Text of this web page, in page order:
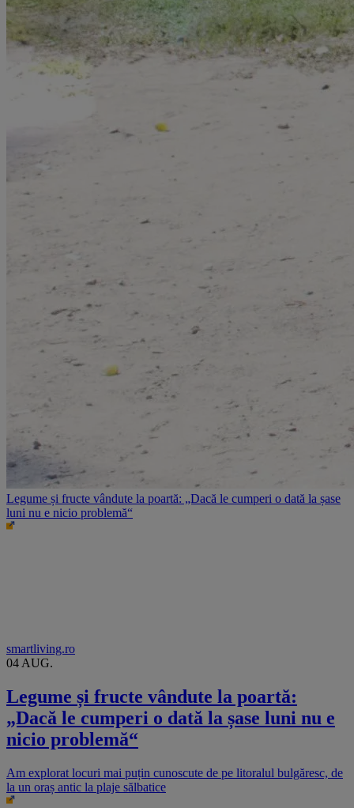
Legume și fructe vândute la poartă: „Dacă le cumperi o dată la șase
luni nu e nicio problemă“
smartliving.ro
04 AUG.
Legume și fructe vândute la poartă:
„Dacă le cumperi o dată la șase luni nu e
nicio problemă“
Am explorat locuri mai puțin cunoscute de pe litoralul bulgăresc, de
la un oraș antic la plaje sălbatice